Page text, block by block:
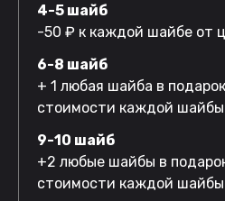
4-5 шайб
-50 ₽ к каждой шайбе от
6-8 шайб
+ 1 любая шайба в
стоимости каждой шайбы
9-10 шайб
+2 любые шайбы в
стоимости каждой шайбы